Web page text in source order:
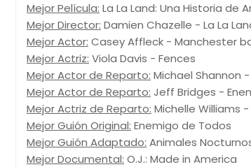
Mejor Película: La La Land: Una Historia de
Mejor Director: Damien Chazelle - La La
Mejor Actor: Casey Affleck - Manchester
Mejor Actriz: Viola Davis - Fences
Mejor Actor de Reparto: Michael Shannon
Mejor Actor de Reparto: Jeff Bridges -
Mejor Actriz de Reparto: Michelle Williams
Mejor Guión Original: Enemigo de Todos
Mejor Guión Adaptado: Animales
Mejor Documental: O.J.: Made in America